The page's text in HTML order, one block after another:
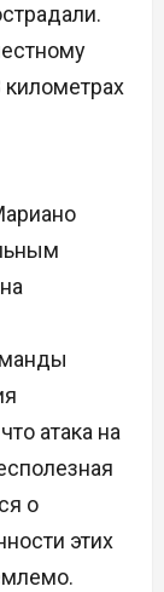
атака на
о
этих